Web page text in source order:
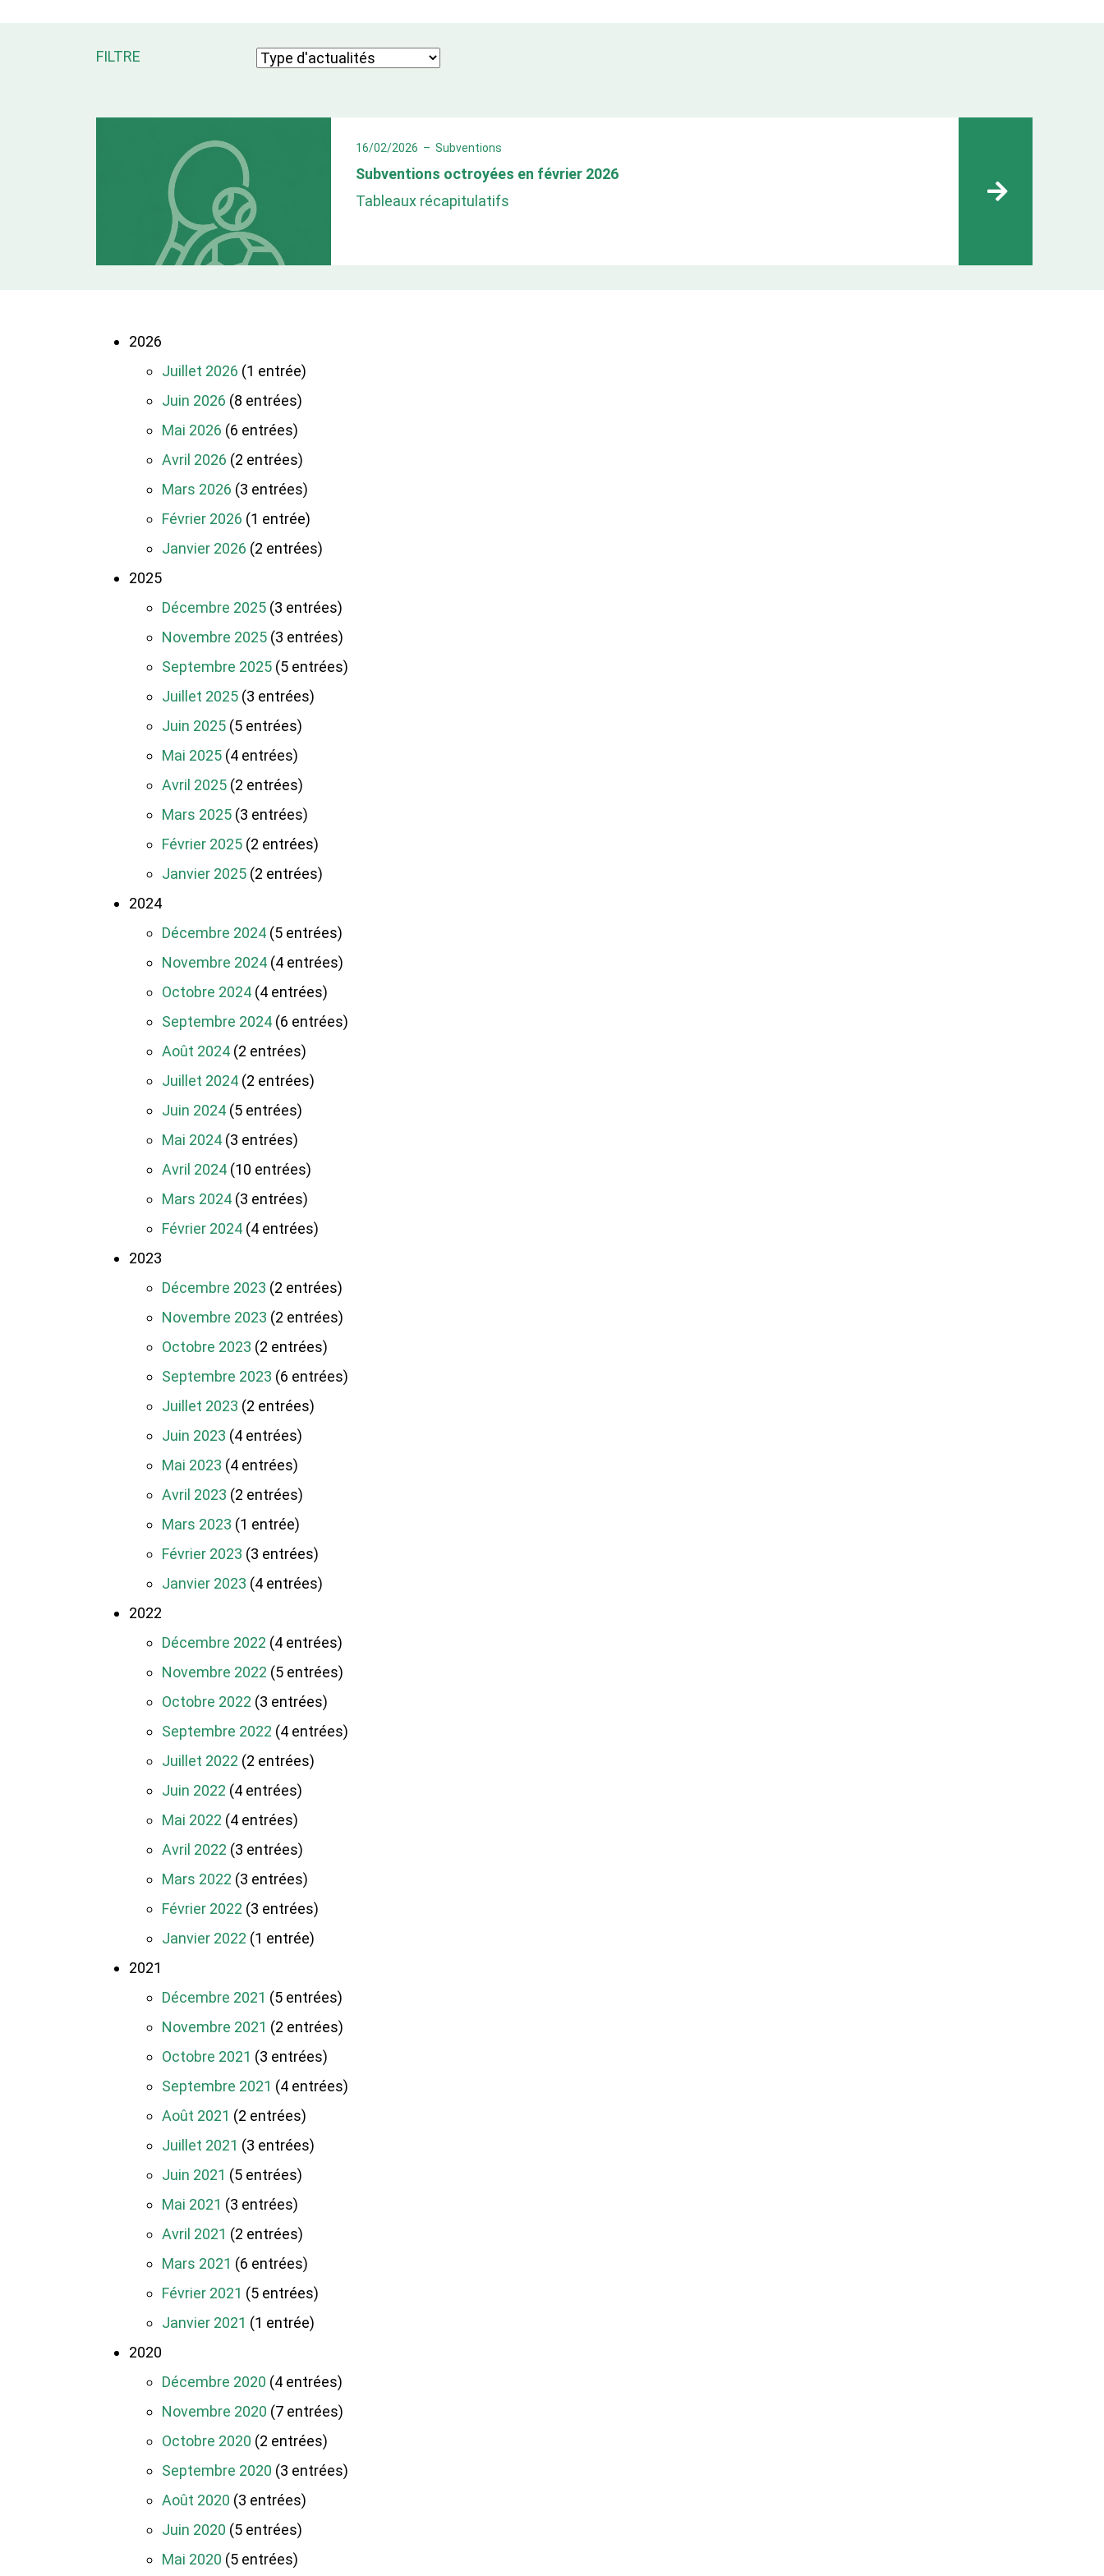
FILTRE
16/02/2026 –Subventions
Subventions octroyées en février 2026
Tableaux récapitulatifs
2026
Juillet 2026 (1 entrée)
Juin 2026 (8 entrées)
Mai 2026 (6 entrées)
Avril 2026 (2 entrées)
Mars 2026 (3 entrées)
Février 2026 (1 entrée)
Janvier 2026 (2 entrées)
2025
Décembre 2025 (3 entrées)
Novembre 2025 (3 entrées)
Septembre 2025 (5 entrées)
Juillet 2025 (3 entrées)
Juin 2025 (5 entrées)
Mai 2025 (4 entrées)
Avril 2025 (2 entrées)
Mars 2025 (3 entrées)
Février 2025 (2 entrées)
Janvier 2025 (2 entrées)
2024
Décembre 2024 (5 entrées)
Novembre 2024 (4 entrées)
Octobre 2024 (4 entrées)
Septembre 2024 (6 entrées)
Août 2024 (2 entrées)
Juillet 2024 (2 entrées)
Juin 2024 (5 entrées)
Mai 2024 (3 entrées)
Avril 2024 (10 entrées)
Mars 2024 (3 entrées)
Février 2024 (4 entrées)
2023
Décembre 2023 (2 entrées)
Novembre 2023 (2 entrées)
Octobre 2023 (2 entrées)
Septembre 2023 (6 entrées)
Juillet 2023 (2 entrées)
Juin 2023 (4 entrées)
Mai 2023 (4 entrées)
Avril 2023 (2 entrées)
Mars 2023 (1 entrée)
Février 2023 (3 entrées)
Janvier 2023 (4 entrées)
2022
Décembre 2022 (4 entrées)
Novembre 2022 (5 entrées)
Octobre 2022 (3 entrées)
Septembre 2022 (4 entrées)
Juillet 2022 (2 entrées)
Juin 2022 (4 entrées)
Mai 2022 (4 entrées)
Avril 2022 (3 entrées)
Mars 2022 (3 entrées)
Février 2022 (3 entrées)
Janvier 2022 (1 entrée)
2021
Décembre 2021 (5 entrées)
Novembre 2021 (2 entrées)
Octobre 2021 (3 entrées)
Septembre 2021 (4 entrées)
Août 2021 (2 entrées)
Juillet 2021 (3 entrées)
Juin 2021 (5 entrées)
Mai 2021 (3 entrées)
Avril 2021 (2 entrées)
Mars 2021 (6 entrées)
Février 2021 (5 entrées)
Janvier 2021 (1 entrée)
2020
Décembre 2020 (4 entrées)
Novembre 2020 (7 entrées)
Octobre 2020 (2 entrées)
Septembre 2020 (3 entrées)
Août 2020 (3 entrées)
Juin 2020 (5 entrées)
Mai 2020 (5 entrées)